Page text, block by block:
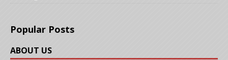
Popular Posts
ABOUT US